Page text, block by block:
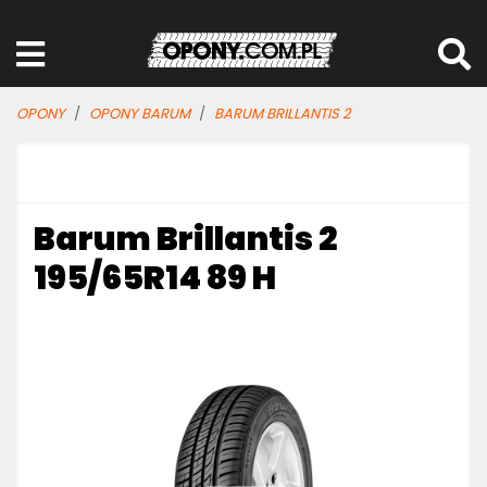
OPONY OPONY BARUM BARUM BRILLANTIS 2
Barum Brillantis 2
195/65R14 89 H